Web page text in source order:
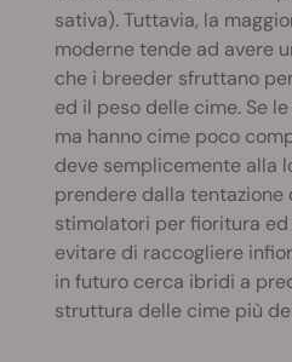
sativa). Tuttavia, la
moderne tende ad avere
che i breeder sfruttano
ed il peso delle cime. Se
ma hanno cime poco
deve semplicemente alla
prendere dalla tentazione
stimolatori per fioritura
evitare di raccogliere
in futuro cerca ibridi a
struttura delle cime più